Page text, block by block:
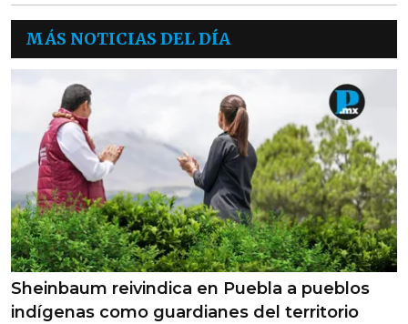
MÁS NOTICIAS DEL DÍA
Sheinbaum reivindica en Puebla a pueblos
indígenas como guardianes del territorio